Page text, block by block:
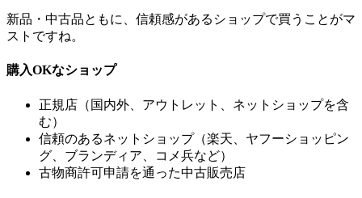
新品・中古品ともに、信頼感があるショップで買うことがマ
ストですね。
購入OKなショップ
正規店（国内外、アウトレット、ネットショップを含
む）
信頼のあるネットショップ（楽天、ヤフーショッピン
グ、ブランディア、コメ兵など）
古物商許可申請を通った中古販売店